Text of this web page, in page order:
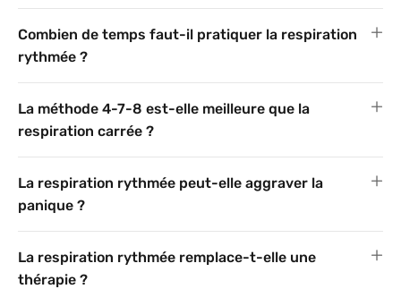
Combien de temps faut-il pratiquer la respiration
rythmée ?
La méthode 4-7-8 est-elle meilleure que la
respiration carrée ?
La respiration rythmée peut-elle aggraver la
panique ?
La respiration rythmée remplace-t-elle une
thérapie ?